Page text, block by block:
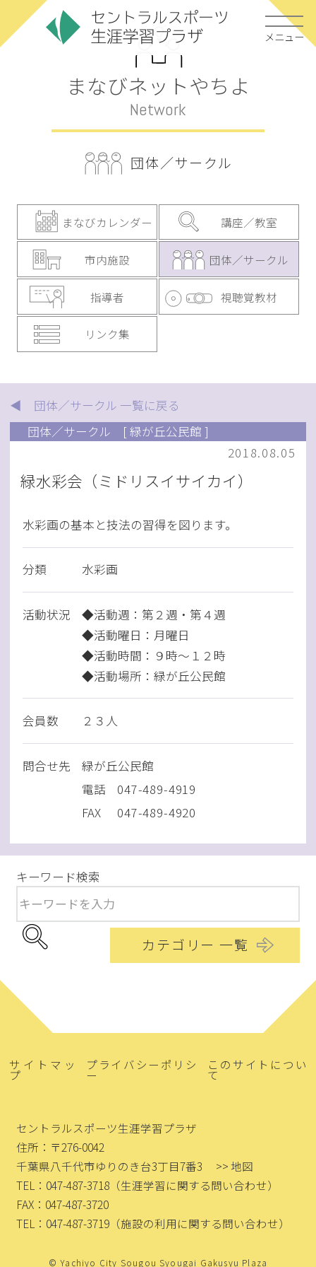
メニュー
まなびネットやちよ
Network
団体／サークル
まなびカレンダー 講座／教室
市内施設 団体／サークル
指導者 視聴覚教材
リンク集
◀ 団体／サークル 一覧に戻る
団体／サークル
[ 緑が丘公民館 ]
2018.08.05
緑水彩会（ミドリスイサイカイ）
水彩画の基本と技法の習得を図ります。
分類 水彩画
活動状況
◆活動週：第２週・第４週
◆活動曜日：月曜日
◆活動時間：９時～１２時
◆活動場所：緑が丘公民館
会員数 ２３人
問合せ先
緑が丘公民館
電話
047-489-4919
FAX
047-489-4920
キーワード検索
カテゴリー 一覧
サイトマッ
プ
プライバシーポリシ
ー
このサイトについ
て
セントラルスポーツ生涯学習プラザ
住所：〒276-0042
千葉県八千代市ゆりのき台3丁目7番3
>> 地図
TEL：047-487-3718 （生涯学習に関する問い合わせ）
FAX：047-487-3720
TEL：047-487-3719 （施設の利用に関する問い合わせ）
© Yachiyo City Sougou Syougai Gakusyu Plaza